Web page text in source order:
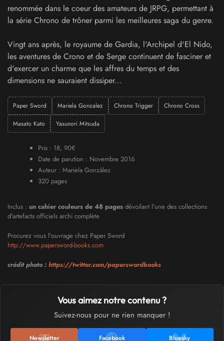
renommée dans le coeur des amateurs de JRPG, permettant à
la série Chrono de trôner parmi les meilleures saga du genre.
Vingt ans après, le royaume de Gardia, l'Archipel d'El Nido,
les aventures de Crono et de Serge continuent de fasciner et
d'exercer un charme que les affres du temps et des
dimensions ne sauraient dissiper...
Paper Sword Mariela Gonzalez Chrono Trigger
Chrono Cross
Masato Kato
Yasunori Mitsuda
Prix : 18, 90€
Date de parution : Novembre 2016
Auteur : Mariela González
320 pages
Inclus : un cahier couleurs de 48 pages dévoilant l'une des collections
d'artefacts officiels archi complète
Procurez vous l'ouvrage chez Paper Sword
http://www.papersword-books.com
crédit photo : https://twitter.com/paperswordbooks
Vous aimez notre contenu ?
Suivez-nous pour ne rien manquer !
Newsletter Facebook Bluesky